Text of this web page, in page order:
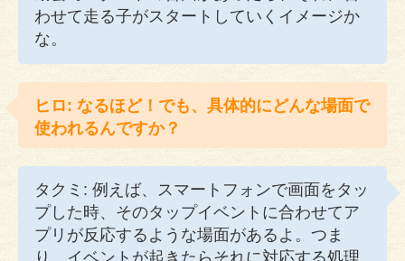
わせて走る子がスタートしていくイメージか
な。
ヒロ: なるほど！でも、具体的にどんな場面で
使われるんですか？
タクミ: 例えば、スマートフォンで画面をタッ
プした時、そのタップイベントに合わせてア
プリが反応するような場面があるよ。つま